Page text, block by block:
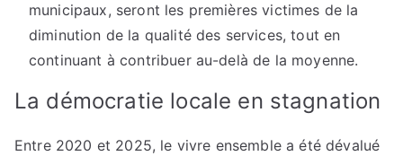
municipaux, seront les premières victimes de la
diminution de la qualité des services, tout en
continuant à contribuer au-delà de la moyenne.
La démocratie locale en stagnation
Entre 2020 et 2025, le vivre ensemble a été dévalué